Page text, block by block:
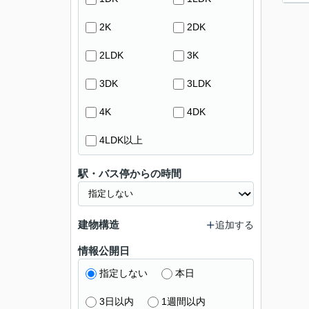
2K 2DK
2LDK 3K
3DK 3LDK
4K 4DK
4LDK以上
駅・バス停からの時間
建物構造 追加する
情報公開日
指定しない 本日
3日以内 1週間以内